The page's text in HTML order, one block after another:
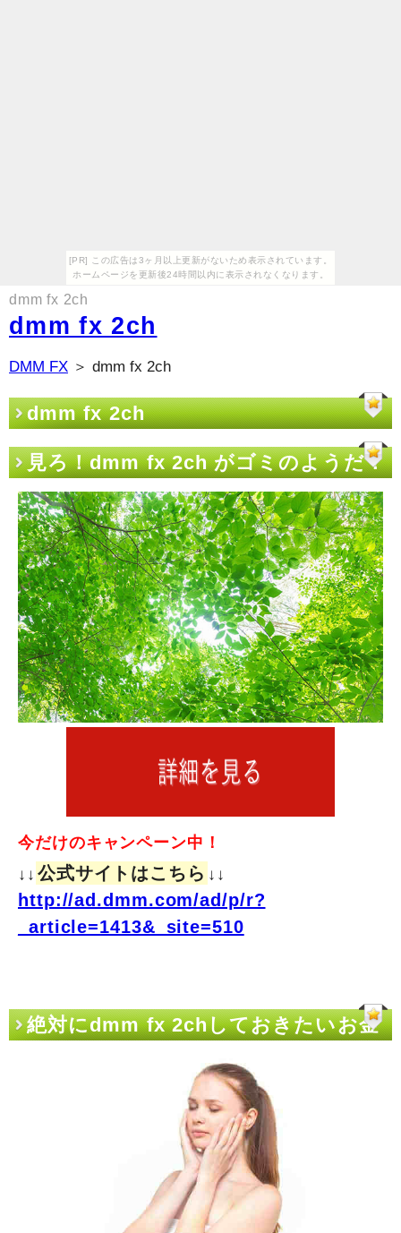
[PR] この広告は3ヶ月以上更新がないため表示されています。
ホームページを更新後24時間以内に表示されなくなります。
dmm fx 2ch
dmm fx 2ch
DMM FX ＞ dmm fx 2ch
dmm fx 2ch
見ろ！dmm fx 2ch がゴミのようだ！
今だけのキャンペーン中！
↓↓ 公式サイトはこちら ↓↓
http://ad.dmm.com/ad/p/r?
_article=1413&_site=510
絶対にdmm fx 2chしておきたいお金